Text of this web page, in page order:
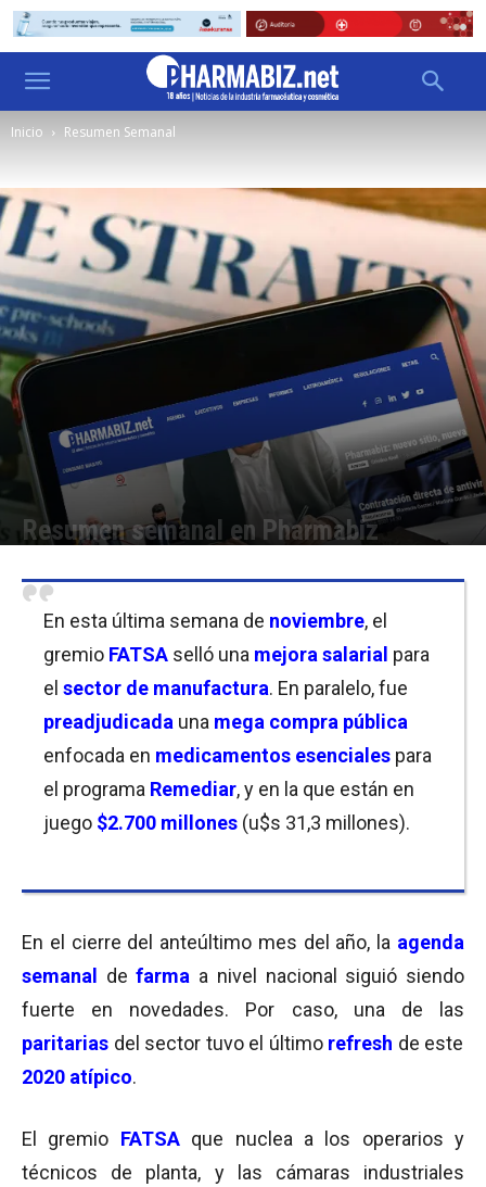
Inicio Resumen Semanal
Resumen semanal en Pharmabiz
En esta última semana de noviembre, el
gremio FATSA selló una mejora salarial para
el sector de manufactura. En paralelo, fue
preadjudicada una mega compra pública
enfocada en medicamentos esenciales para
el programa Remediar, y en la que están en
juego $2.700 millones (u$s 31,3 millones).
En el cierre del anteúltimo mes del año, la agenda
semanal
defarma a nivel nacional siguió siendo
fuerte en novedades. Por caso, una de las
paritarias del sector tuvo el último refresh de este
2020 atípico.
El gremio FATSA que nuclea a los operarios y
técnicos de planta, y las cámaras industriales